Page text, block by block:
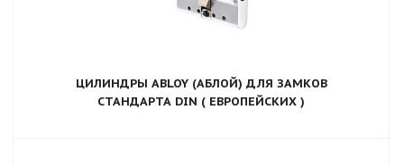
ЦИЛИНДРЫ ABLOY (АБЛОЙ) ДЛЯ ЗАМКОВ
СТАНДАРТА DIN ( ЕВРОПЕЙСКИХ )